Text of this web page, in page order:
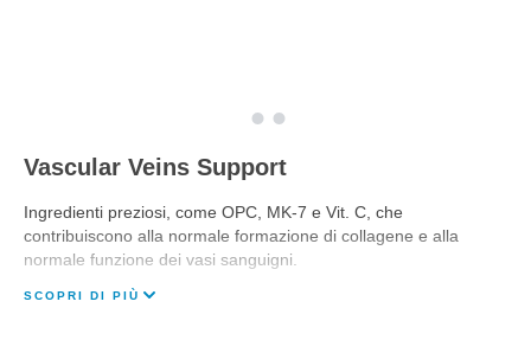
Vascular Veins Support
Ingredienti preziosi, come OPC, MK-7 e Vit. C, che
contribuiscono alla normale formazione di collagene e alla
normale funzione dei vasi sanguigni.
SCOPRI DI PIÙ